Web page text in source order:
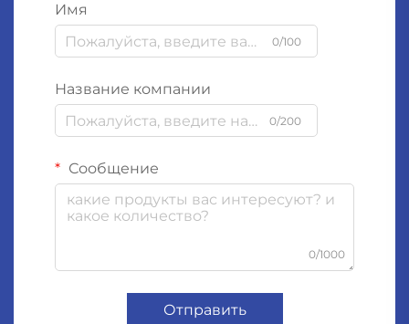
Имя
0/100
Название компании
0/200
Сообщение
0/1000
Отправить